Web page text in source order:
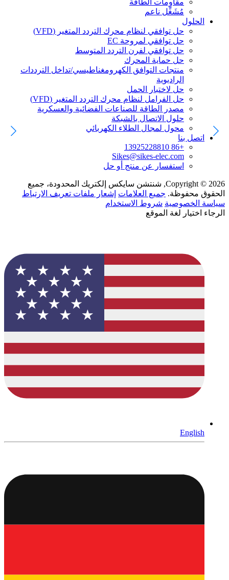
مقاومات الطاقة
مُشَغِّل ناعم
الحلول
حل توافقي لنظام محرك التردد المتغير (VFD)
حل توافقي لمروحة EC
حل توافقي لفرن التردد المتوسط
حل حماية المحرك
منتجات التوافق الكهرومغناطيسي/تداخل الترددات
الراديوية
حل لاختبار الحمل
حل الفرامل لنظام محرك التردد المتغير (VFD)
مصدر الطاقة للصناعات الفضائية والعسكرية
حلول الاتصال بالشبكة
محول لمجال الطلاء الكهربائي
اتصل بنا
+86 13925228810
Sikes@sikes-elec.com
استفسار عن منتج أو حل
Copyright © 2026, شنتشن سايكس إلكتريك المحدودة، جميع
الحقوق محفوظة. جميع العلامات إشعار ملفات تعريف الارتباط
سياسة الخصوصية شروط الاستخدام
الرجاء اختيار لغة الموقع
English